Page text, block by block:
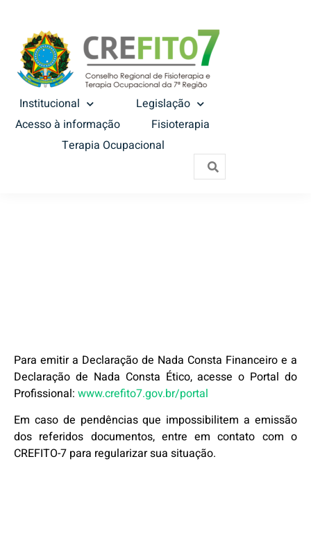
Institucional
Legislação
Acesso à informação
Fisioterapia
Terapia Ocupacional
Para emitir a Declaração de Nada Consta Financeiro e a
Declaração de Nada Consta Ético, acesse o Portal do
Profissional: www.crefito7.gov.br/portal
Em caso de pendências que impossibilitem a emissão
dos referidos documentos, entre em contato com o
CREFITO-7 para regularizar sua situação.